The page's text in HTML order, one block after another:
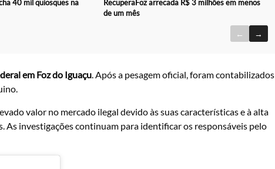
40 mil quiosques na
RecuperaFoz arrecada R$ 3 milhões em menos
de um mês
← →
em Foz do Iguaçu. Após a pesagem oficial, foram contabilizados
valor no mercado ilegal devido às suas características e à alta
investigações continuam para identificar os responsáveis pelo